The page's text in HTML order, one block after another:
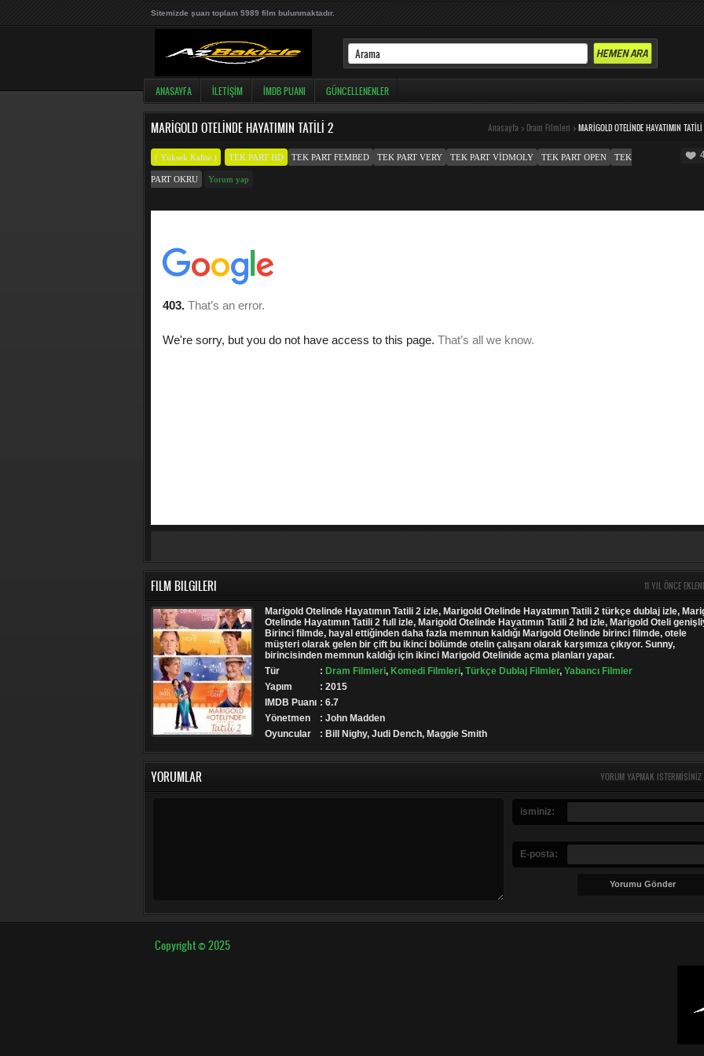
Sitemizde şuan toplam 5989 film bulunmaktadır.
ANASAYFA İLETIŞIM İMDB PUANI GÜNCELLENENLER
MARIGOLD OTELINDE HAYATIMIN TATILI 2 Anasayfa > Dram Filmleri > MARIGOLD OTELINDE HAYATIMIN
( Yüksek Kalite ) TEK PART HD TEK PART FEMBED TEK PART VERY TEK PART VIDMOLY TEK PART OPEN TEK
PART OKRU Yorum yap
FILM BILGILERI 11 YIL ÖNCE
Marigold Otelinde Hayatımın Tatili 2 izle, Marigold Otelinde Hayatımın Tatili 2 türkçe dublaj izle,
Otelinde Hayatımın Tatili 2 full izle, Marigold Otelinde Hayatımın Tatili 2 hd izle, Marigold Oteli
Birinci filmde, hayal ettiğinden daha fazla memnun kaldığı Marigold Otelinde birinci filmde, otele
müşteri olarak gelen bir çift bu ikinci bölümde otelin çalışanı olarak karşımıza çıkıyor. Sunny,
birincisinden memnun kaldığı için ikinci Marigold Otelinide açma planları yapar.
Tür
: Dram Filmleri, Komedi Filmleri, Türkçe Dublaj Filmler, Yabancı Filmler
Yapım
: 2015
IMDB Puanı : 6.7
Yönetmen
: John Madden
Oyuncular
: Bill Nighy, Judi Dench, Maggie Smith
YORUMLAR YORUM YAPMAK
isminiz:
E-posta:
Copyright © 2025